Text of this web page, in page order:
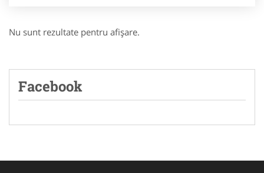
Nu sunt rezultate pentru afişare.
Facebook